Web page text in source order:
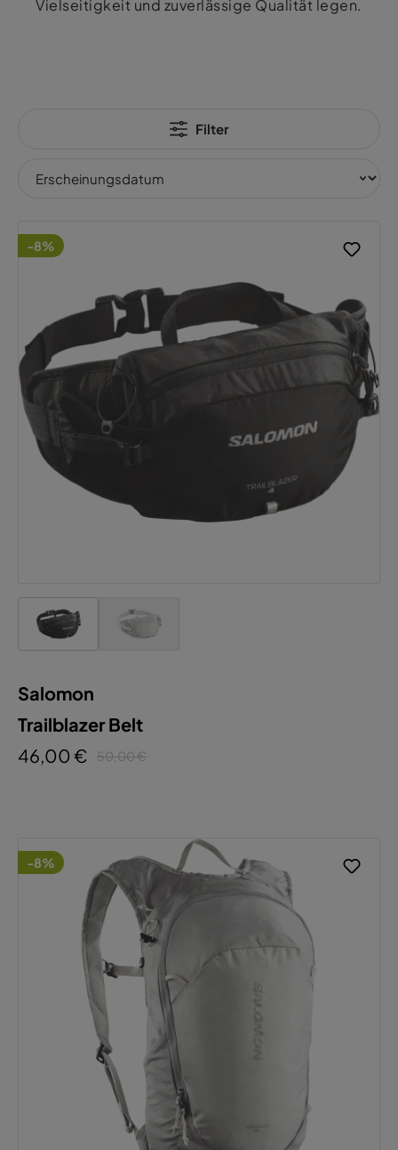
Vielseitigkeit und zuverlässige Qualität legen.
Filter
-8%
Salomon
Trailblazer Belt
46,00 €
50,00 €
-8%